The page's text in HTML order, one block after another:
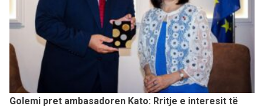
Golemi pret ambasadoren Kato: Rritje e interesit të